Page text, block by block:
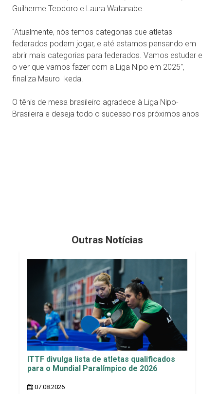
Guilherme Teodoro e Laura Watanabe.
"Atualmente, nós temos categorias que atletas
federados podem jogar, e até estamos pensando em
abrir mais categorias para federados. Vamos estudar e
o ver que vamos fazer com a Liga Nipo em 2025",
finaliza Mauro Ikeda.
O tênis de mesa brasileiro agradece à Liga Nipo-
Brasileira e deseja todo o sucesso nos próximos anos
Outras Notícias
ITTF divulga lista de atletas qualificados
para o Mundial Paralímpico de 2026
07.08.2026